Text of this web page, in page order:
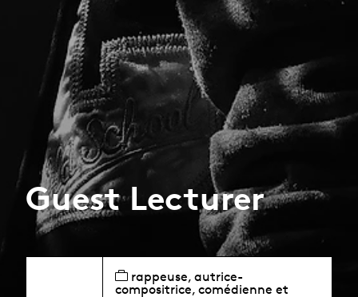
Guest Lecturer
rappeuse, autrice-
compositrice, comédienne et